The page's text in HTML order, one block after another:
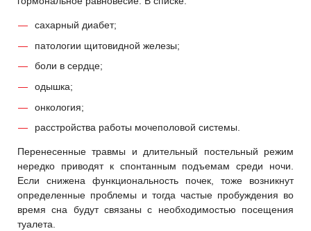
сахарный диабет;
патологии щитовидной железы;
боли в сердце;
одышка;
онкология;
расстройства работы мочеполовой системы.
Перенесенные травмы и длительный постельный режим
нередко приводят к спонтанным подъемам среди ночи.
Если снижена функциональность почек, тоже возникнут
определенные проблемы и тогда частые пробуждения во
время сна будут связаны с необходимостью посещения
туалета.